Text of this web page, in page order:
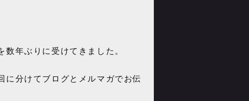
年ぶりに受けてきました。
に分けてブログとメルマガでお伝